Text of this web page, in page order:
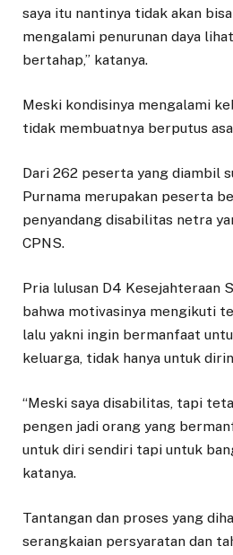
saya itu nantinya tidak akan
mengalami penurunan daya
bertahap,” katanya.
Meski kondisinya mengalami
tidak membuatnya berputus
Dari 262 peserta yang diambil
Purnama merupakan peserta
penyandang disabilitas netra
CPNS.
Pria lulusan D4 Kesejahteraan
bahwa motivasinya mengikuti
lalu yakni ingin bermanfaat
keluarga, tidak hanya untuk
“Meski saya disabilitas, tapi
pengen jadi orang yang
untuk diri sendiri tapi untuk
katanya.
Tantangan dan proses yang
serangkaian persyaratan dan